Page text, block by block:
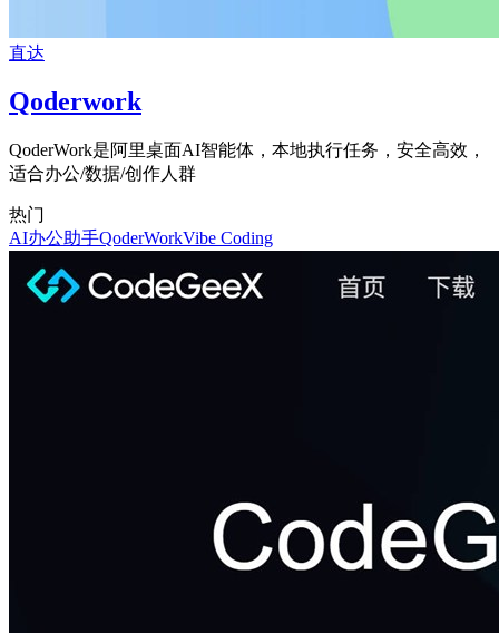
直达
Qoderwork
QoderWork是阿里桌面AI智能体，本地执行任务，安全高效，
适合办公/数据/创作人群
热门
AI办公助手QoderWorkVibe Coding